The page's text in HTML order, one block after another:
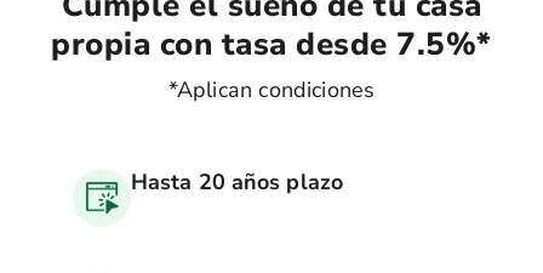
propia con tasa desde 7.5%*
*Aplican condiciones
Hasta 20 años plazo